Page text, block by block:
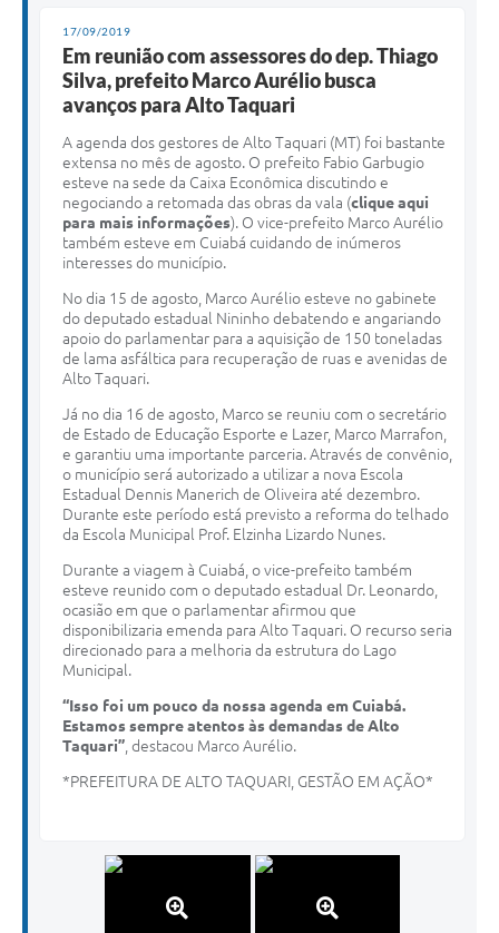
17/09/2019
Em reunião com assessores do dep. Thiago
Silva, prefeito Marco Aurélio busca
avanços para Alto Taquari
A agenda dos gestores de Alto Taquari (MT) foi bastante
extensa no mês de agosto. O prefeito Fabio Garbugio
esteve na sede da Caixa Econômica discutindo e
negociando a retomada das obras da vala (clique aqui
para mais informações). O vice-prefeito Marco Aurélio
também esteve em Cuiabá cuidando de inúmeros
interesses do município.
No dia 15 de agosto, Marco Aurélio esteve no gabinete
do deputado estadual Nininho debatendo e angariando
apoio do parlamentar para a aquisição de 150 toneladas
de lama asfáltica para recuperação de ruas e avenidas de
Alto Taquari.
Já no dia 16 de agosto, Marco se reuniu com o secretário
de Estado de Educação Esporte e Lazer, Marco Marrafon,
e garantiu uma importante parceria. Através de convênio,
o município será autorizado a utilizar a nova Escola
Estadual Dennis Manerich de Oliveira até dezembro.
Durante este período está previsto a reforma do telhado
da Escola Municipal Prof. Elzinha Lizardo Nunes.
Durante a viagem à Cuiabá, o vice-prefeito também
esteve reunido com o deputado estadual Dr. Leonardo,
ocasião em que o parlamentar afirmou que
disponibilizaria emenda para Alto Taquari. O recurso seria
direcionado para a melhoria da estrutura do Lago
Municipal.
“Isso foi um pouco da nossa agenda em Cuiabá.
Estamos sempre atentos às demandas de Alto
Taquari” , destacou Marco Aurélio.
*PREFEITURA DE ALTO TAQUARI, GESTÃO EM AÇÃO*